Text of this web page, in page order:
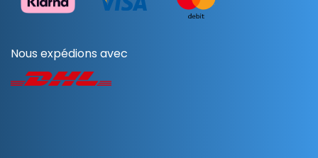
Nous expédions avec